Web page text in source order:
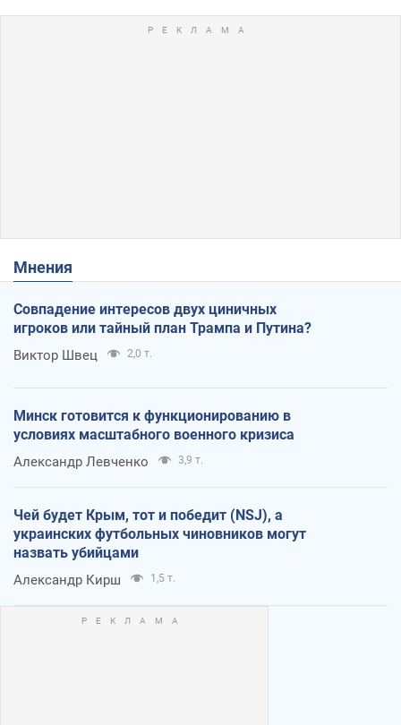
Мнения
Совпадение интересов двух циничных
игроков или тайный план Трампа и Путина?
Виктор Швец 2,0 т.
Минск готовится к функционированию в
условиях масштабного военного кризиса
Александр Левченко 3,9 т.
Чей будет Крым, тот и победит (NSJ), а
украинских футбольных чиновников могут
назвать убийцами
Александр Кирш 1,5 т.